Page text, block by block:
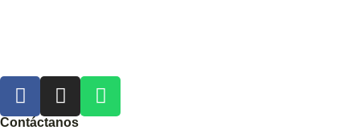
Contáctanos